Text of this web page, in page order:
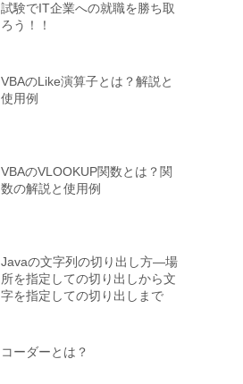
試験でIT企業への就職を勝ち取
ろう！！
VBAのLike演算子とは？解説と
使用例
VBAのVLOOKUP関数とは？関
数の解説と使用例
Javaの文字列の切り出し方―場
所を指定しての切り出しから文
字を指定しての切り出しまで
コーダーとは？